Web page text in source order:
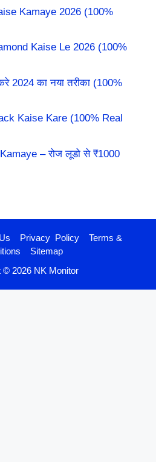
Kamaye 2026 (100%
Kaise Le 2026 (100%
2024 का नया तरीका (100%
Kaise Kare (100% Real
– रोज लूडो से ₹1000
Privacy Policy
Terms &
Sitemap
© 2026 NK Monitor